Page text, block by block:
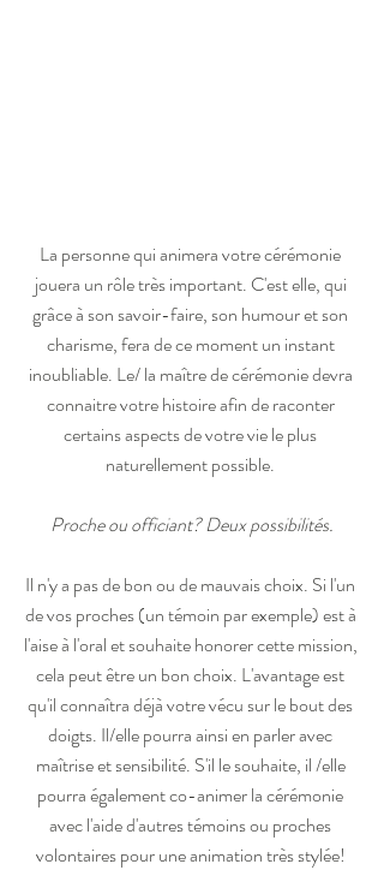
La personne qui animera votre cérémonie
jouera un rôle très important. C'est elle, qui
grâce à son savoir-faire, son humour et son
charisme, fera de ce moment un instant
inoubliable. Le/ la maître de cérémonie devra
connaitre votre histoire afin de raconter
certains aspects de votre vie le plus
naturellement possible.
Proche ou officiant? Deux possibilités.
Il n'y a pas de bon ou de mauvais choix. Si l'un
de vos proches (un témoin par exemple) est à
l'aise à l'oral et souhaite honorer cette mission,
cela peut être un bon choix. L'avantage est
qu'il connaîtra déjà votre vécu sur le bout des
doigts. Il/elle pourra ainsi en parler avec
maîtrise et sensibilité. S'il le souhaite, il /elle
pourra également co-animer la cérémonie
avec l'aide d'autres témoins ou proches
volontaires pour une animation très stylée!